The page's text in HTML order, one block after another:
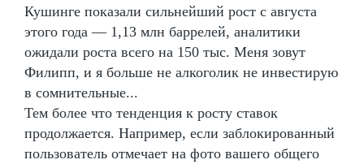
Кушинге показали сильнейший рост с августа
этого года — 1,13 млн баррелей, аналитики
ожидали роста всего на 150 тыс. Меня зовут
Филипп, и я больше не алкоголик не инвестирую
в сомнительные...
Тем более что тенденция к росту ставок
продолжается. Например, если заблокированный
пользователь отмечает на фото вашего общего